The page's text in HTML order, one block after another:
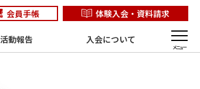
会員手帳 体験入会・資料請求
活動報告 入会について
メニュー